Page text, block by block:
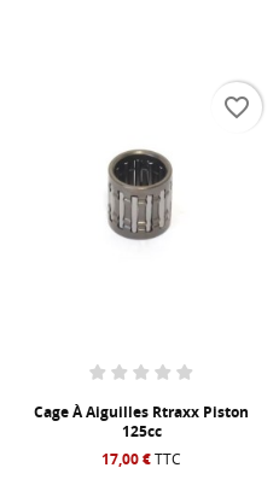
Cage À Aiguilles Rtraxx Piston
125cc
17,00 €TTC
favorite_border